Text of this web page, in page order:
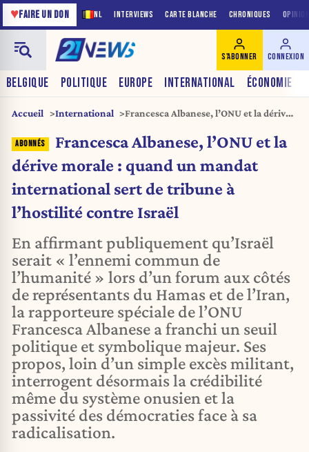
NL INTERVIEWS CARTE BLANCHE CHRONIQUES
♥FAIRE UN DON
BELGIQUE POLITIQUE EUROPE INTERNATIONAL ÉCONOMIE
S'ABONNER CONNEXION
Accueil International
Francesca Albanese, l’ONU et la dérive
international sert de tribune à
l’hostilité contre Israël
Francesca Albanese, l’ONU et la
dérive morale : quand un mandat
international sert de tribune à
l’hostilité contre Israël
En affirmant publiquement qu’Israël
serait « l’ennemi commun de
l’humanité » lors d’un forum aux côtés
de représentants du Hamas et de l’Iran,
la rapporteure spéciale de l’ONU
Francesca Albanese a franchi un seuil
politique et symbolique majeur. Ses
propos, loin d’un simple excès militant,
interrogent désormais la crédibilité
même du système onusien et la
passivité des démocraties face à sa
radicalisation.